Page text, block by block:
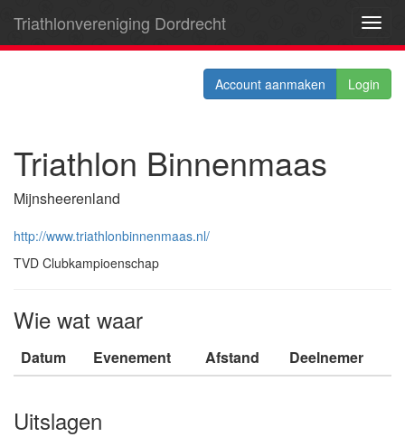
Triathlonvereniging Dordrecht
Account aanmaken Login
Triathlon Binnenmaas
Mijnsheerenland
http://www.triathlonbinnenmaas.nl/
TVD Clubkampioenschap
Wie wat waar
Datum Evenement Afstand Deelnemer
Uitslagen